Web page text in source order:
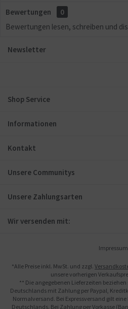
Bewertungen
0
Bewertungen lesen, schreiben und
Newsletter
Shop Service
Informationen
Kontakt
Unsere Communitys
Unsere Zahlungsarten
Wir versenden mit:
Impressum
*Alle Preise inkl. MwSt. und zzgl.
unsere vorherigen
** Die angegebenen Lieferzeiten
Deutschlands mit Zahlung per Paypal,
Normalversand. Bei Expressversand gilt
Deutschlands. Bei Zahlung per Vorkasse